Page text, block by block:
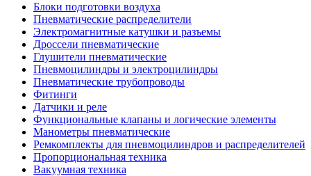
Блоки подготовки воздуха
Пневматические распределители
Электромагнитные катушки и разъемы
Дроссели пневматические
Глушители пневматические
Пневмоцилиндры и электроцилиндры
Пневматические трубопроводы
Фитинги
Датчики и реле
Функциональные клапаны и логические элементы
Манометры пневматические
Ремкомплекты для пневмоцилиндров и распределителей
Пропорциональная техника
Вакуумная техника